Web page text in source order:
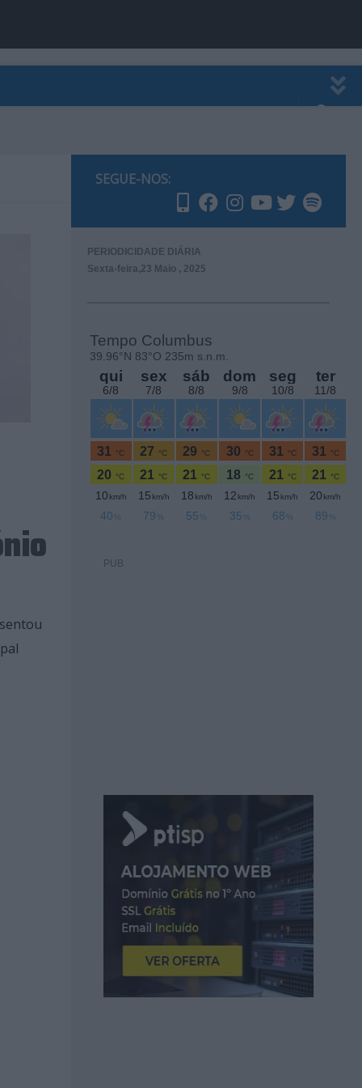
SEGUE-NOS:
PERIODICIDADE DIÁRIA
Sexta-feira,23 Maio , 2025
PUB